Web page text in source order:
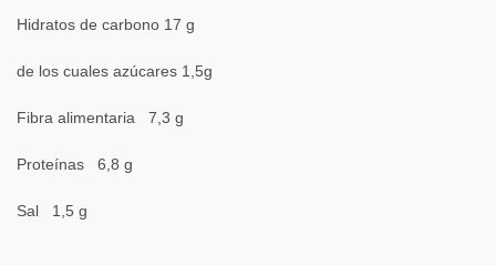
Hidratos de carbono 17 g
de los cuales azúcares 1,5g
Fibra alimentaria 7,3 g
Proteínas 6,8 g
Sal 1,5 g